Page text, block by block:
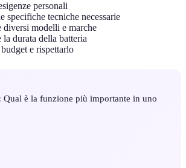
personali
specifiche tecniche necessarie
diversi modelli e marche
durata della batteria
e rispettarlo
Qual è la funzione più importante in uno